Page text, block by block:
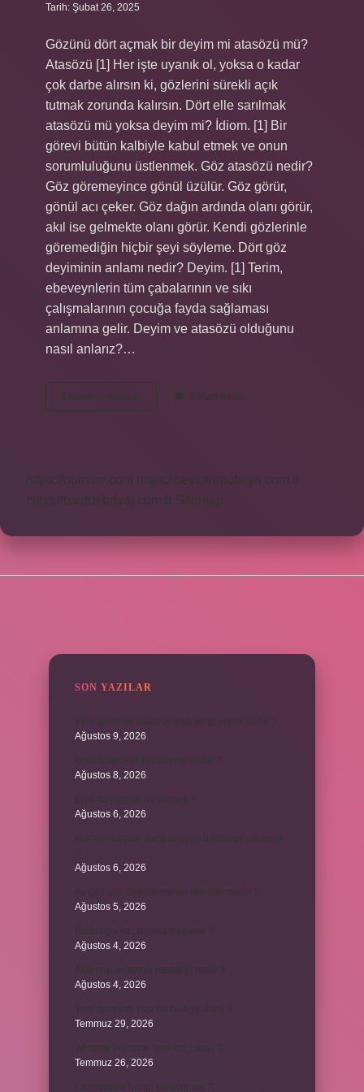
Tarih: Şubat 26, 2025
Gözünü dört açmak bir deyim mi atasözü mü?
Atasözü [1] Her işte uyanık ol, yoksa o kadar
çok darbe alırsın ki, gözlerini sürekli açık
tutmak zorunda kalırsın. Dört elle sarılmak
atasözü mü yoksa deyim mi? İdiom. [1] Bir
görevi bütün kalbiyle kabul etmek ve onun
sorumluluğunu üstlenmek. Göz atasözü nedir?
Göz göremeyince gönül üzülür. Göz görür,
gönül acı çeker. Göz dağın ardında olanı görür,
akıl ise gelmekte olanı görür. Kendi gözlerinle
göremediğin hiçbir şeyi söyleme. Dört göz
deyiminin anlamı nedir? Deyim. [1] Terim,
ebeveynlerin tüm çabalarının ve sıkı
çalışmalarının çocuğa fayda sağlaması
anlamına gelir. Deyim ve atasözü olduğunu
nasıl anlarız?…
Devamını okuyun
Dört
Yorum Bırak
https://obirsite.com
https://beysanmobilya.com.tr
https://bastdebriyaj.com.tr Sitemap
SON YAZILAR
Yıllık geliri ne kadar olursa vergi verilir 2024 ?
Ağustos 9, 2026
Ağustos 8, 2026
Ağustos 6, 2026
Ağustos 6, 2026
Ağustos 5, 2026
Ağustos 4, 2026
Ağustos 4, 2026
Temmuz 29, 2026
Temmuz 26, 2026